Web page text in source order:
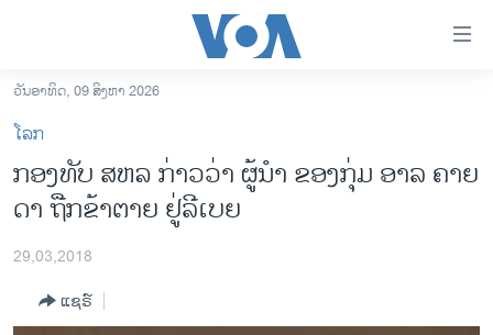
ເຂົ້າ
ຫາ
ຂ້າມ
ຂ້າມ
ຫາ
ອາເມຣິກາ
ການເລືອກຕັ້ງ ປະທານາທີບໍດີ ສະຫະລັດ 2024
ຂ່າວ​ຈີນ
ໂລກ
ວັນອາທິດ, 09 ສິງຫາ 2026
ໂລກ
ກອງທັບ ສຫລ ກ່າວ​ວ່າ ຜູ້ນຳ ຂອງກຸ່ມ​ ອາລ ຄາຍ​
ດາ ​ຖືກ​ຂ້າຕາຍ ​ຢູ່ລີເບຍ
29,03,2018
ແຊຣ໌